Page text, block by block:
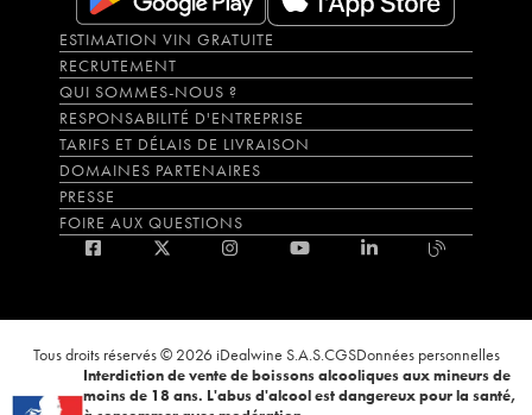
ESTIMATION VIN GRATUITE
RECRUTEMENT
QUI SOMMES-NOUS ?
RESPONSABILITÉ D'ENTREPRISE
TARIFS ET DÉLAIS DE LIVRAISON
DOMAINES PARTENAIRES
PRESSE
FOIRE AUX QUESTIONS
Tous droits réservés © 2026 iDealwine S.A.S.CGSDonnées personnelles
Interdiction de vente de boissons alcooliques aux mineurs de
moins de 18 ans. L'abus d'alcool est dangereux pour la santé,